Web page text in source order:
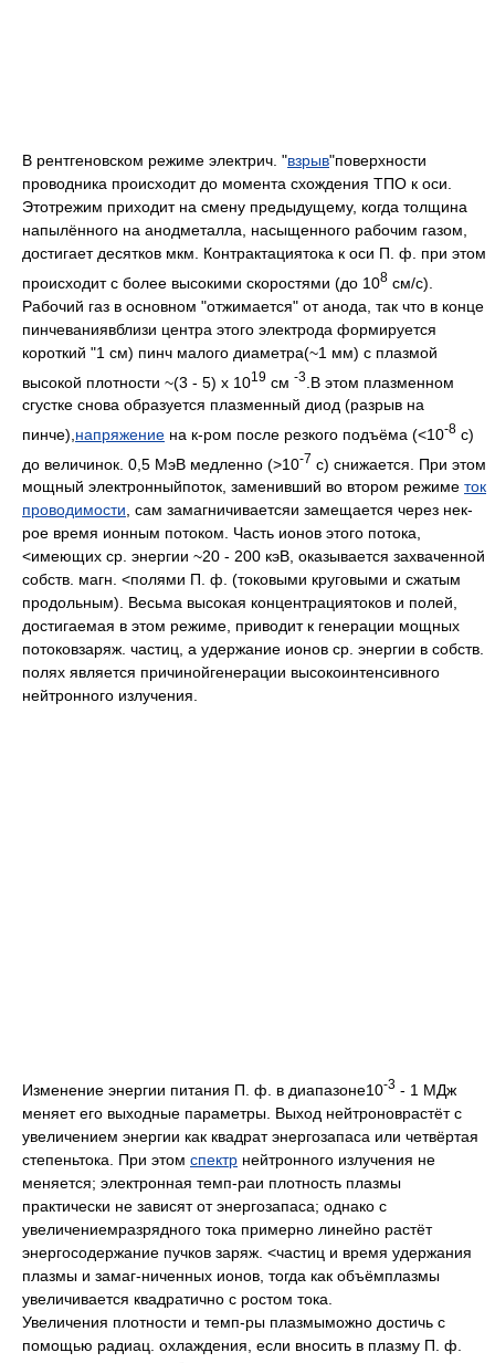
В рентгеновском режиме электрич. "взрыв"поверхности
проводника происходит до момента схождения ТПО к оси.
Этотрежим приходит на смену предыдущему, когда толщина
напылённого на анодметалла, насыщенного рабочим газом,
достигает десятков мкм. Контрактациятока к оси П. ф. при этом
происходит с более высокими скоростями (до 108 см/с).
Рабочий газ в основном "отжимается" от анода, так что в конце
пинчеваниявблизи центра этого электрода формируется
короткий "1 см) пинч малого диаметра(~1 мм) с плазмой
высокой плотности ~(3 - 5) х 1019 см -3 .В этом плазменном
сгустке снова образуется плазменный диод (разрыв на
пинче), напряжение на к-ром после резкого подъёма (<10-8 с)
до величинок. 0,5 МэВ медленно (>10-7 с) снижается. При этом
мощный электронныйпоток, заменивший во втором режиме ток
проводимости, сам замагничиваетсяи замещается через нек-
рое время ионным потоком. Часть ионов этого потока,
<имеющих ср. энергии ~20 - 200 кэВ, оказывается захваченной
собств. магн. <полями П. ф. (токовыми круговыми и сжатым
продольным). Весьма высокая концентрациятоков и полей,
достигаемая в этом режиме, приводит к генерации мощных
потоковзаряж. частиц, а удержание ионов ср. энергии в собств.
полях является причинойгенерации высокоинтенсивного
нейтронного излучения.
Изменение энергии питания П. ф. в диапазоне10-3 - 1 МДж
меняет его выходные параметры. Выход нейтроноврастёт с
увеличением энергии как квадрат энергозапаса или четвёртая
степеньтока. При этом спектр нейтронного излучения не
меняется; электронная темп-paи плотность плазмы
практически не зависят от энергозапаса; однако с
увеличениемразрядного тока примерно линейно растёт
энергосодержание пучков заряж. <частиц и время удержания
плазмы и замаг-ниченных ионов, тогда как объёмплазмы
увеличивается квадратично с ростом тока.
Увеличения плотности и темп-ры плазмыможно достичь с
помощью радиац. охлаждения, если вносить в плазму П. ф.